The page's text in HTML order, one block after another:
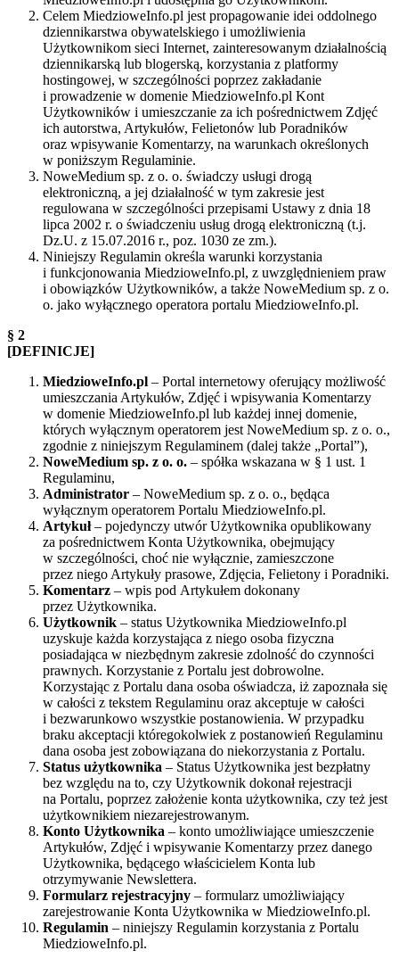
Celem MiedzioweInfo.pl jest propagowanie idei oddolnego
dziennikarstwa obywatelskiego i umożliwienia
Użytkownikom sieci Internet, zainteresowanym działalnością
dziennikarską lub blogerską, korzystania z platformy
hostingowej, w szczególności poprzez zakładanie
i prowadzenie w domenie MiedzioweInfo.pl Kont
Użytkowników i umieszczanie za ich pośrednictwem Zdjęć
ich autorstwa, Artykułów, Felietonów lub Poradników
oraz wpisywanie Komentarzy, na warunkach określonych
w poniższym Regulaminie.
NoweMedium sp. z o. o. świadczy usługi drogą
elektroniczną, a jej działalność w tym zakresie jest
regulowana w szczególności przepisami Ustawy z dnia 18
lipca 2002 r. o świadczeniu usług drogą elektroniczną (t.j.
Dz.U. z 15.07.2016 r., poz. 1030 ze zm.).
Niniejszy Regulamin określa warunki korzystania
i funkcjonowania MiedzioweInfo.pl, z uwzględnieniem praw
i obowiązków Użytkowników, a także NoweMedium sp. z o.
o. jako wyłącznego operatora portalu MiedzioweInfo.pl.
§ 2
[DEFINICJE]
MiedzioweInfo.pl – Portal internetowy oferujący możliwość
umieszczania Artykułów, Zdjęć i wpisywania Komentarzy
w domenie MiedzioweInfo.pl lub każdej innej domenie,
których wyłącznym operatorem jest NoweMedium sp. z o. o.,
zgodnie z niniejszym Regulaminem (dalej także „Portal”),
NoweMedium sp. z o. o. – spółka wskazana w § 1 ust. 1
Regulaminu,
Administrator – NoweMedium sp. z o. o., będąca
wyłącznym operatorem Portalu MiedzioweInfo.pl.
Artykuł– pojedynczy utwór Użytkownika opublikowany
za pośrednictwem Konta Użytkownika, obejmujący
w szczególności, choć nie wyłącznie, zamieszczone
przez niego Artykuły prasowe, Zdjęcia, Felietony i Poradniki.
Komentarz – wpis pod Artykułem dokonany
przez Użytkownika.
Użytkownik – status Użytkownika MiedzioweInfo.pl
uzyskuje każda korzystająca z niego osoba fizyczna
posiadająca w niezbędnym zakresie zdolność do czynności
prawnych. Korzystanie z Portalu jest dobrowolne.
Korzystając z Portalu dana osoba oświadcza, iż zapoznała się
w całości z tekstem Regulaminu oraz akceptuje w całości
i bezwarunkowo wszystkie postanowienia. W przypadku
braku akceptacji któregokolwiek z postanowień Regulaminu
dana osoba jest zobowiązana do niekorzystania z Portalu.
Status użytkownika – Status Użytkownika jest bezpłatny
bez względu na to, czy Użytkownik dokonał rejestracji
na Portalu, poprzez założenie konta użytkownika, czy też jest
użytkownikiem niezarejestrowanym.
Konto Użytkownika – konto umożliwiające umieszczenie
Artykułów, Zdjęć i wpisywanie Komentarzy przez danego
Użytkownika, będącego właścicielem Konta lub
otrzymywanie Newslettera.
Formularz rejestracyjny – formularz umożliwiający
zarejestrowanie Konta Użytkownika w MiedzioweInfo.pl.
Regulamin – niniejszy Regulamin korzystania z Portalu
MiedzioweInfo.pl.